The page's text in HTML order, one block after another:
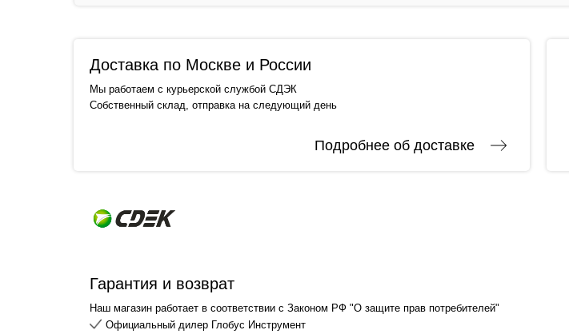
Доставка по Москве и России
Мы работаем с курьерской службой СДЭК
Собственный склад, отправка на следующий день
Подробнее об доставке
Гарантия и возврат
Наш магазин работает в соответствии с Законом РФ "О защите прав потребителей"
Официальный дилер Глобус Инструмент